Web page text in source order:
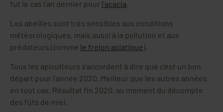
fut le cas l’an dernier pour l’acacia.
Les abeilles sont très sensibles aux conditions
météorologiques, mais aussi à la pollution et aux
prédateurs (comme le frelon asiatique).
Tous les apiculteurs s’accordent à dire que c’est un bon
départ pour l’année 2020. Meilleur que les autres années
en tout cas. Résultat fin 2020, au moment du décompte
des fûts de miel.